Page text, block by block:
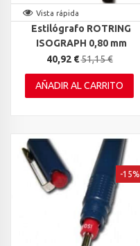
Vista rápida
Estilógrafo ROTRING
ISOGRAPH 0,80 mm
40,92 €51,15 €
AÑADIR AL CARRITO
-15%